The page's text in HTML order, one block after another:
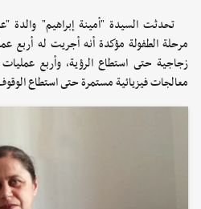
تحدثت السيدة "أمينة إبراهيم"
مرحلة الطفولة مؤكدة أنه أجريت له أربع
زجاجية حتى استطاع الرؤية، وأربع
معالجات فيزيائية مستمرة حتى استطاع